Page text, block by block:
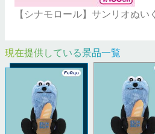
【シナモロール】サンリオぬい
現在提供している景品一覧